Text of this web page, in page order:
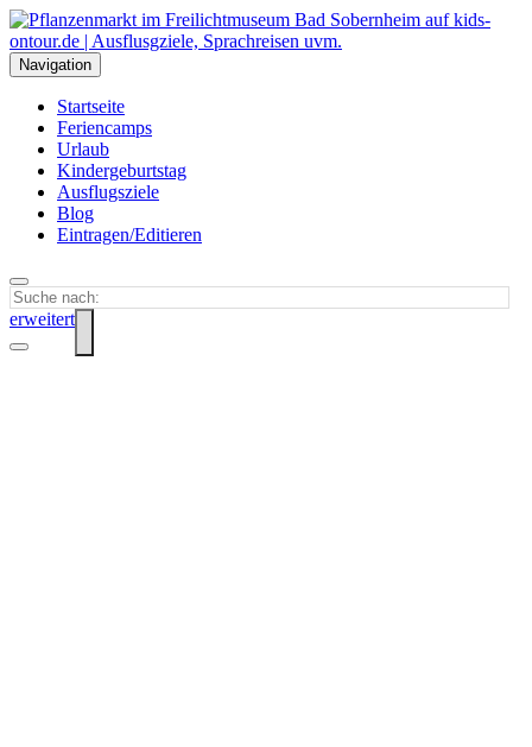
Navigation
Startseite
Feriencamps
Urlaub
Kindergeburtstag
Ausflugsziele
Blog
Eintragen/Editieren
erweitert